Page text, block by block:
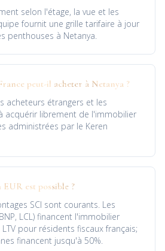
selon l'étage, la vue et les
fournit une grille tarifaire à jour
penthouses à Netanya.
peut-il acheter à Netanya ?
acheteurs étrangers et les
acquérir librement de l'immobilier
administrées par le Keren
est possible ?
SCI sont courants. Les
LCL) financent l'immobilier
pour résidents fiscaux français;
financent jusqu'à 50%.